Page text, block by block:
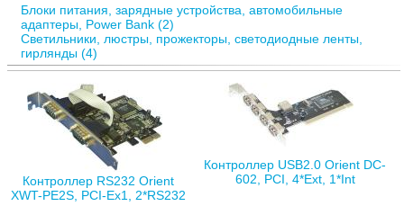
Блоки питания, зарядные устройства, автомобильные
адаптеры, Power Bank (2)
Светильники, люстры, прожекторы, светодиодные ленты,
гирлянды (4)
Контроллер RS232 Orient
XWT-PE2S, PCI-Ex1, 2*RS232
Контроллер USB2.0 Orient DC-
602, PCI, 4*Ext, 1*Int